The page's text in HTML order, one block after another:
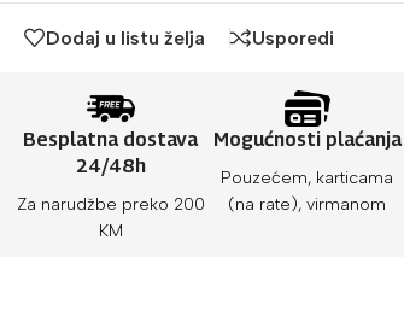
Dodaj u listu želja Usporedi
Besplatna dostava
24/48h
Za narudžbe preko 200
KM
Mogućnosti plaćanja
Pouzećem, karticama
(na rate), virmanom